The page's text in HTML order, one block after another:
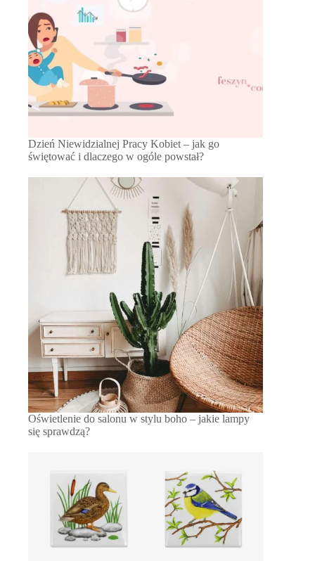
Dzień Niewidzialnej Pracy Kobiet – jak go
świętować i dlaczego w ogóle powstał?
Oświetlenie do salonu w stylu boho – jakie lampy
się sprawdzą?